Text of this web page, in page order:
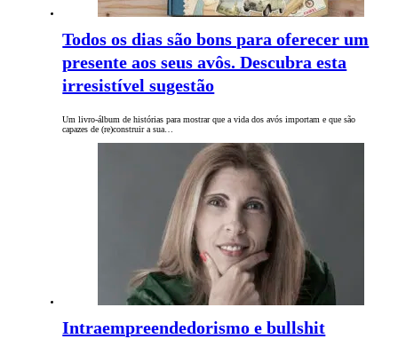
Todos os dias são bons para oferecer um
presente aos seus avôs. Descubra esta
irresistível sugestão
Um livro-álbum de histórias para mostrar que a vida dos avós importam e que são
capazes de (re)construir a sua…
Intraempreendedorismo e bullshit